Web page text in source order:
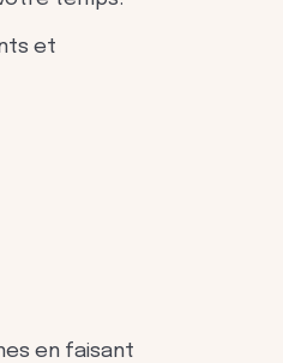
et
en faisant